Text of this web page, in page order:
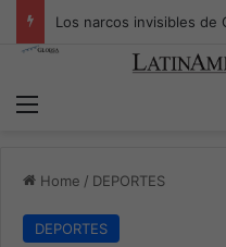
Menu
Home / DEPORTES
DEPORTES